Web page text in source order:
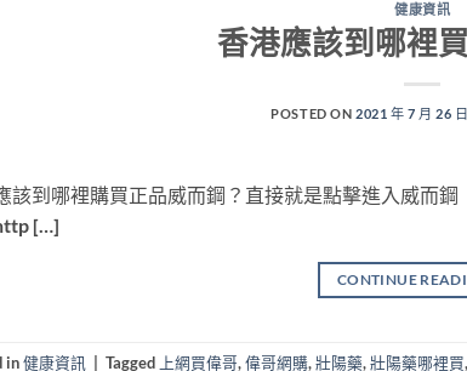
健康資訊
香港應該到哪裡
POSTED ON 2021 年 7 月 26 日
該到哪裡購買正品威而鋼？直接就是點擊進入威而
[…]
CONTINUE
in健康資訊 Tagged 上網買偉哥,偉哥網購,壯陽藥,壯陽藥哪裡買,